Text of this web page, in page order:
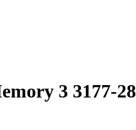
3 3177-28